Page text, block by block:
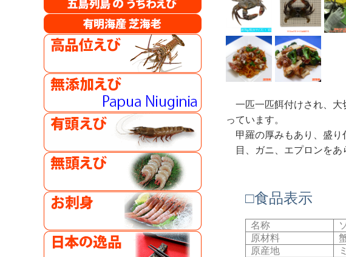
一匹一匹餌付けされ、大
っています。
甲羅の厚みもあり、盛り
目、ガニ、エプロンを
□食品表示
名称
原材料
原産地